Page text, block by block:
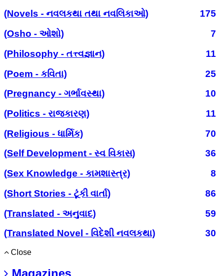
(Novels - નવલકથા તથા નવલિકાઓ)
175
(Osho - ઓશો)
7
(Philosophy - તત્ત્વજ્ઞાન)
11
(Poem - કવિતા)
25
(Pregnancy - ગર્ભાવસ્થા)
10
(Politics - રાજકારણ)
11
(Religious - ધાર્મિક)
70
(Self Development - સ્વ વિકાસ)
36
(Sex Knowledge - કામશાસ્ત્ર)
8
(Short Stories - ટૂંકી વાર્તા)
86
(Translated - અનુવાદ)
59
(Translated Novel - વિદેશી નવલકથા)
30
Close
Magazines